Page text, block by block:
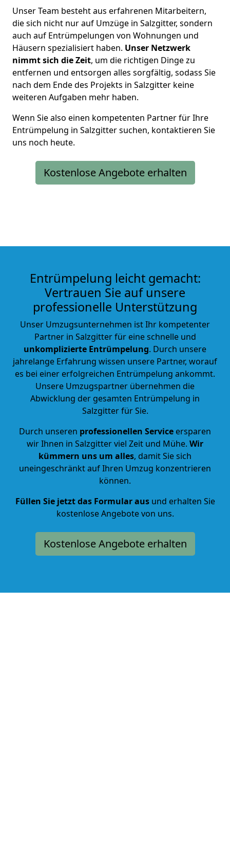
Unser Team besteht aus erfahrenen Mitarbeitern,
die sich nicht nur auf Umzüge in Salzgitter, sondern
auch auf Entrümpelungen von Wohnungen und
Häusern spezialisiert haben. Unser Netzwerk
nimmt sich die Zeit, um die richtigen Dinge zu
entfernen und entsorgen alles sorgfältig, sodass Sie
nach dem Ende des Projekts in Salzgitter keine
weiteren Aufgaben mehr haben.
Wenn Sie also einen kompetenten Partner für Ihre
Entrümpelung in Salzgitter suchen, kontaktieren Sie
uns noch heute.
Kostenlose Angebote erhalten
Entrümpelung leicht gemacht:
Vertrauen Sie auf unsere
professionelle Unterstützung
Unser Umzugsunternehmen ist Ihr kompetenter
Partner in Salzgitter für eine schnelle und
unkomplizierte Entrümpelung. Durch unsere
jahrelange Erfahrung wissen unsere Partner, worauf
es bei einer erfolgreichen Entrümpelung ankommt.
Unsere Umzugspartner übernehmen die
Abwicklung der gesamten Entrümpelung in
Salzgitter für Sie.
Durch unseren professionellen Service ersparen
wir Ihnen in Salzgitter viel Zeit und Mühe. Wir
kümmern uns um alles, damit Sie sich
uneingeschränkt auf Ihren Umzug konzentrieren
können.
Füllen Sie jetzt das Formular ausund erhalten Sie
kostenlose Angebote von uns.
Kostenlose Angebote erhalten